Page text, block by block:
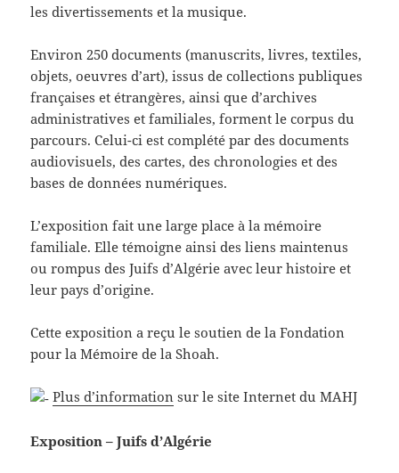
les divertissements et la musique.
Environ 250 documents (manuscrits, livres, textiles,
objets, oeuvres d’art), issus de collections publiques
françaises et étrangères, ainsi que d’archives
administratives et familiales, forment le corpus du
parcours. Celui-ci est complété par des documents
audiovisuels, des cartes, des chronologies et des
bases de données numériques.
L’exposition fait une large place à la mémoire
familiale. Elle témoigne ainsi des liens maintenus
ou rompus des Juifs d’Algérie avec leur histoire et
leur pays d’origine.
Cette exposition a reçu le soutien de la Fondation
pour la Mémoire de la Shoah.
Plus d’information sur le site Internet du MAHJ
Exposition – Juifs d’Algérie